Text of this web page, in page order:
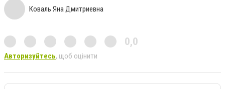
Коваль Яна Дмитриевна
0,0
Авторизуйтесь, щоб оцінити